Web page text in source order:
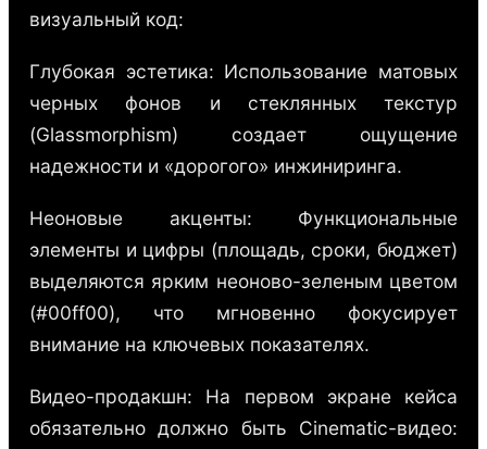
визуальный код:
Глубокая эстетика: Использование матовых
черных фонов и стеклянных текстур
(Glassmorphism) создает ощущение
надежности и «дорогого» инжиниринга.
Неоновые акценты: Функциональные
элементы и цифры (площадь, сроки, бюджет)
выделяются ярким неоново-зеленым цветом
(#00ff00), что мгновенно фокусирует
внимание на ключевых показателях.
Видео-продакшн: На первом экране кейса
обязательно должно быть Cinematic-видео: